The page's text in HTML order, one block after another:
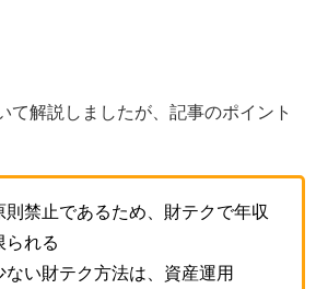
て解説しましたが、記事のポイント
禁止であるため、財テクで年収
られる
い財テク方法は、資産運用